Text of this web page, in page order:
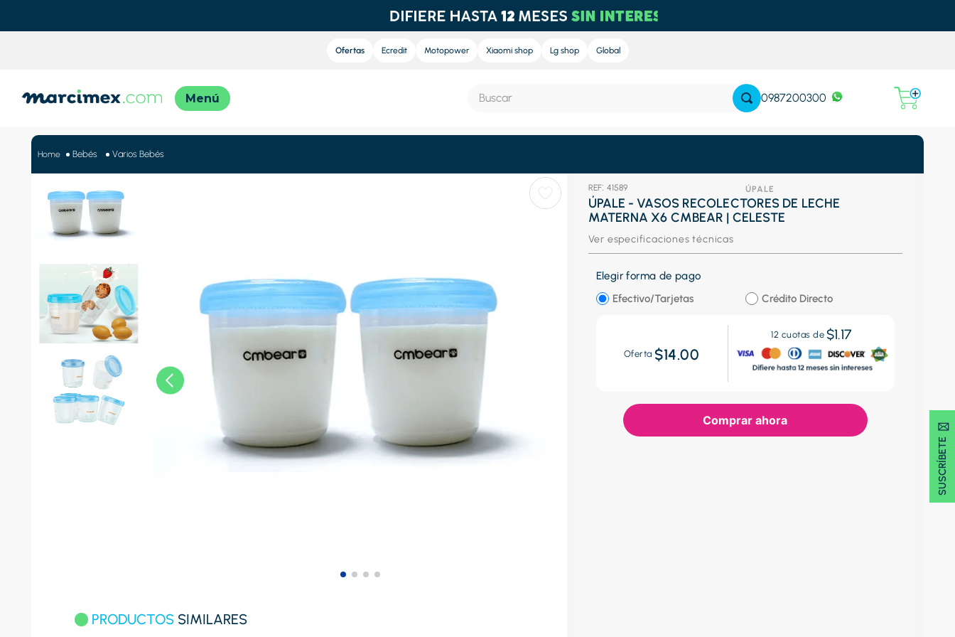
Ofertas Ecredit Motopower Xiaomi shop Lg shop Global
0987200300
SUSCRÍBETE 🖂
Bebés Varios Bebés
PRODUCTOS SIMILARES
: 41589 ÚPALE
ÚPALE - VASOS RECOLECTORES DE LECHE
MATERNA X6 CMBEAR | CELESTE
Ver especificaciones técnicas
Elegir forma de pago
Efectivo/Tarjetas
Crédito Directo
Oferta $14.00
12 cuotas de $1.17
Comprar ahora
2.
moto
refrigeradora
8.
celulares
9.
cocina
congelador